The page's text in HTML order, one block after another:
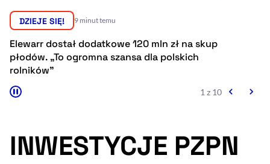
Ułatwienia dostępności wspierają:
DZIEJE SIĘ! 9 minut temu
Elewarr dostał dodatkowe 120 mln zł na skup
płodów. „To ogromna szansa dla polskich
rolników”
1 z 10
INWESTYCJE PZPN